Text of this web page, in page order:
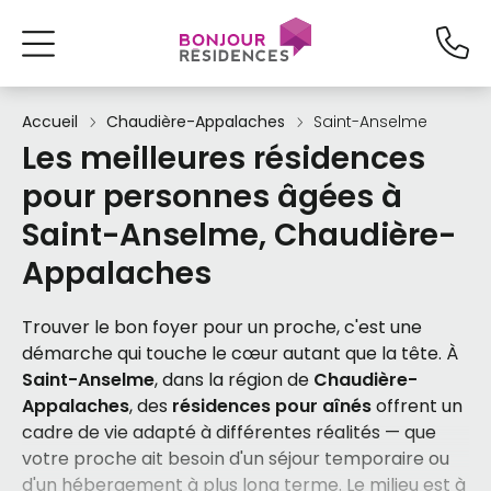
Accueil Chaudière-Appalaches Saint-Anselme
Les meilleures résidences
pour personnes âgées à
Saint-Anselme, Chaudière-
Appalaches
Trouver le bon foyer pour un proche, c'est une
démarche qui touche le cœur autant que la tête. À
Saint-Anselme, dans la région de Chaudière-
Appalaches, des résidences pour aînésoffrent un
cadre de vie adapté à différentes réalités — que
votre proche ait besoin d'un séjour temporaire ou
d'un hébergement à plus long terme. Le milieu est à